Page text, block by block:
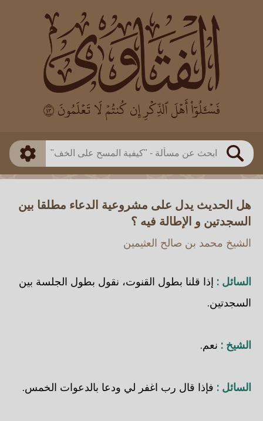
بحث
العالم
بن باز
بن العثيمين
اللجنة الدائمة
طريقة البحث
ذكي
هل الحديث يدل على مشروعية الدعاء مطلقا بين
السجدتين و الإطالة فيه ؟
الشيخ محمد بن صالح العثيمين
السائل : إذا قلنا بطول القنوت، نقول بطول الجلسة بين
السجدتين.
الشيخ : نعم.
السائل : فإذا قال رب اغفر لي ودعا بالدعوات الخمس.